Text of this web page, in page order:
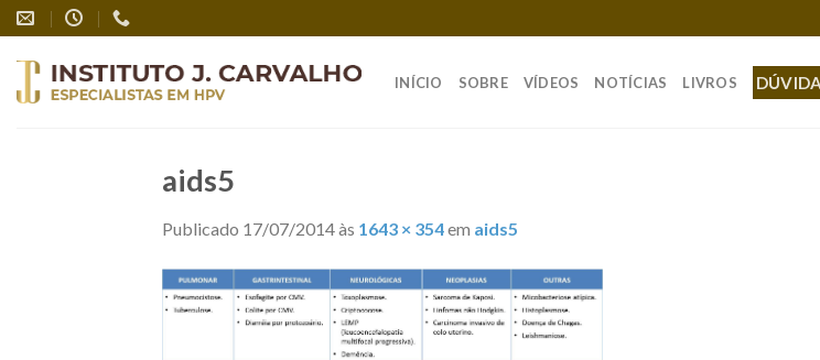
Skip
to
content
INÍCIO SOBRE VÍDEOS NOTÍCIAS LIVROS
aids5
Publicado 17/07/2014às 1643 × 354em aids5